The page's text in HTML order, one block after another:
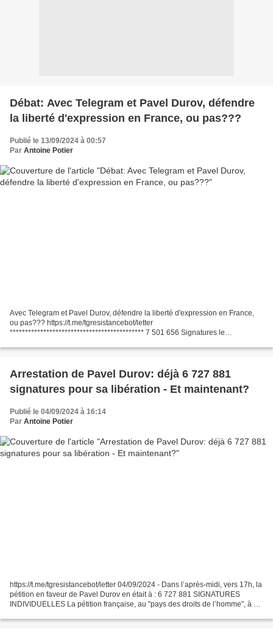
Débat: Avec Telegram et Pavel Durov, défendre
la liberté d'expression en France, ou pas???
Publié le 13/09/2024 à 00:57
Par Antoine Potier
Avec Telegram et Pavel Durov, défendre la liberté d'expression en France,
ou pas??? https://t.me/tgresistancebot/letter
******************************************** 7 501 656 Signatures le
********************************************...
Arrestation de Pavel Durov: déjà 6 727 881
signatures pour sa libération - Et maintenant?
Publié le 04/09/2024 à 16:14
Par Antoine Potier
https://t.me/tgresistancebot/letter 04/09/2024 - Dans l’après-midi, vers 17h, la
pétition en faveur de Pavel Durov en était à : 6 727 881 SIGNATURES
INDIVIDUELLES La pétition française, au "pays des droits de l’homme", à 13